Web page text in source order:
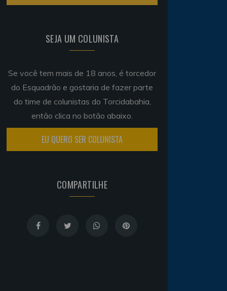
SEJA UM COLUNISTA
Se você tem mais de 18 anos, é torcedor
do Esquadrão e gostaria de fazer parte
do time de colunistas do Torcidabahia,
então clica no botão abaixo.
EU QUERO SER COLUNISTA
COMPARTILHE